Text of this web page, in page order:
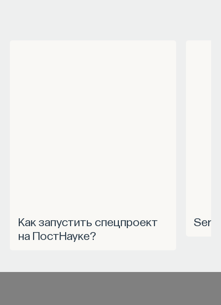
Как запустить спецпроект
на ПостНауке?